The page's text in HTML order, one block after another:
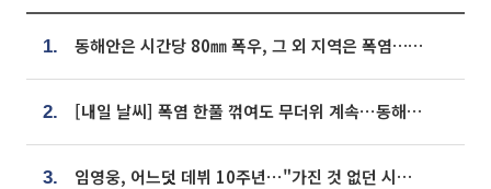
1. 동해안은 시간당 80㎜ 폭우, 그 외 지역은 폭염…‘극과 극 날씨’
2. [내일 날씨] 폭염 한풀 꺾여도 무더위 계속⋯동해안 이틀 연속 비
3. 임영웅, 어느덧 데뷔 10주년⋯"가진 것 없던 시절, 내 앞엔 20명의 팬뿐"